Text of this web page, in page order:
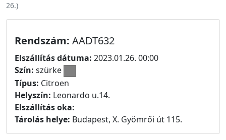
26.)
Rendszám: AADT632
Elszállítás dátuma: 2023.01.26. 00:00
Szín: szürke
Típus: Citroen
Helyszín: Leonardo u.14.
Elszállítás oka:
Tárolás helye: Budapest, X. Gyömrői út 115.